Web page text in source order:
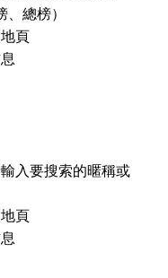
總榜）
頁
入要搜索的暱稱或
頁